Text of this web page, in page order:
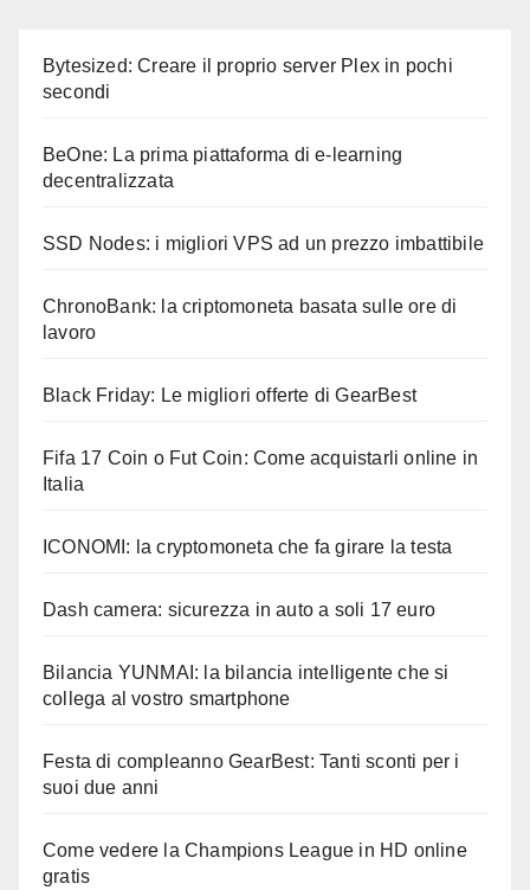
Bytesized: Creare il proprio server Plex in pochi
secondi
BeOne: La prima piattaforma di e-learning
decentralizzata
SSD Nodes: i migliori VPS ad un prezzo imbattibile
ChronoBank: la criptomoneta basata sulle ore di
lavoro
Black Friday: Le migliori offerte di GearBest
Fifa 17 Coin o Fut Coin: Come acquistarli online in
Italia
ICONOMI: la cryptomoneta che fa girare la testa
Dash camera: sicurezza in auto a soli 17 euro
Bilancia YUNMAI: la bilancia intelligente che si
collega al vostro smartphone
Festa di compleanno GearBest: Tanti sconti per i
suoi due anni
Come vedere la Champions League in HD online
gratis